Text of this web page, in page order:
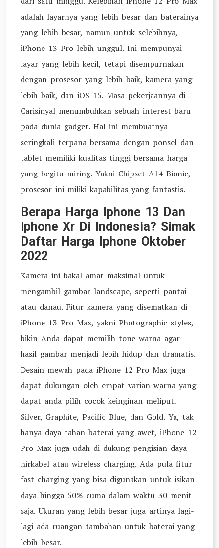
adalah layarnya yang lebih besar dan baterainya
yang lebih besar, namun untuk selebihnya,
iPhone 13 Pro lebih unggul. Ini mempunyai
layar yang lebih kecil, tetapi disempurnakan
dengan prosesor yang lebih baik, kamera yang
lebih baik, dan iOS 15. Masa pekerjaannya di
Carisinyal menumbuhkan sebuah interest baru
pada dunia gadget. Hal ini membuatnya
seringkali terpana bersama dengan ponsel dan
tablet memiliki kualitas tinggi bersama harga
yang begitu miring. Yakni Chipset A14 Bionic,
prosesor ini miliki kapabilitas yang fantastis.
Berapa Harga Iphone 13 Dan
Iphone Xr Di Indonesia? Simak
Daftar Harga Iphone Oktober
2022
Kamera ini bakal amat maksimal untuk
mengambil gambar landscape, seperti pantai
atau danau. Fitur kamera yang disematkan di
iPhone 13 Pro Max, yakni Photographic styles,
bikin Anda dapat memilih tone warna agar
hasil gambar menjadi lebih hidup dan dramatis.
Desain mewah pada iPhone 12 Pro Max juga
dapat dukungan oleh empat varian warna yang
dapat anda pilih cocok keinginan meliputi
Silver, Graphite, Pacific Blue, dan Gold. Ya, tak
hanya daya tahan baterai yang awet, iPhone 12
Pro Max juga udah di dukung pengisian daya
nirkabel atau wireless charging. Ada pula fitur
fast charging yang bisa digunakan untuk isikan
daya hingga 50% cuma dalam waktu 30 menit
saja. Ukuran yang lebih besar juga artinya lagi-
lagi ada ruangan tambahan untuk baterai yang
lebih besar.